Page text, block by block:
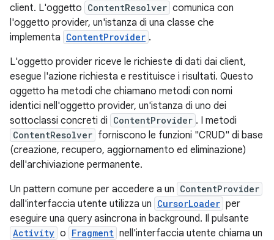
client. L'oggetto ContentResolver comunica con
l'oggetto provider, un'istanza di una classe che
implementa ContentProvider .
L'oggetto provider riceve le richieste di dati dai client,
esegue l'azione richiesta e restituisce i risultati. Questo
oggetto ha metodi che chiamano metodi con nomi
identici nell'oggetto provider, un'istanza di uno dei
sottoclassi concreti di ContentProvider . I metodi
ContentResolver forniscono le funzioni "CRUD" di base
(creazione, recupero, aggiornamento ed eliminazione)
dell'archiviazione permanente.
Un pattern comune per accedere a un ContentProvider
dall'interfaccia utente utilizza un CursorLoader per
eseguire una query asincrona in background. Il pulsante
Activity o Fragment nell'interfaccia utente chiama un